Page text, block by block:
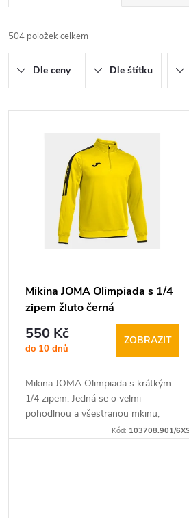
a
z
e
n
ů
504 položek celkem
Dle ceny Dle štítku
u
Mikina JOMA Olimpiada s 1/4
zipem žluto černá
550 Kč
do 10 dnů
ZOBRAZIT
Mikina JOMA Olimpiada s krátkým
1/4 zipem. Jedná se o velmi
pohodlnou a všestranou mkinu,
vhodnou pro trénink jakéhokoli
Kód: 103708.901/